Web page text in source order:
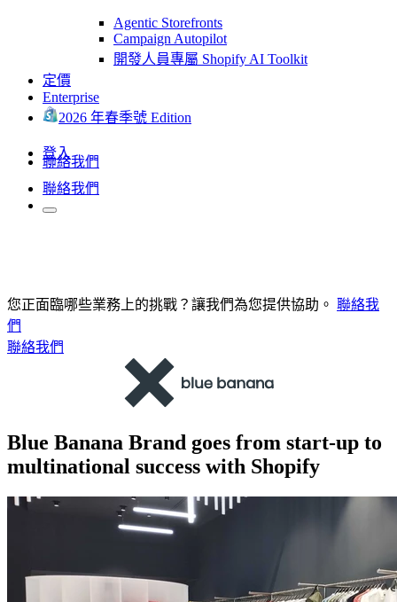
Agentic Storefronts
Campaign Autopilot
開發人員專屬 Shopify AI Toolkit
定價
Enterprise
2026 年春季號 Edition
登入
聯絡我們
聯絡我們
您正面臨哪些業務上的挑戰？讓我們為您提供協助。 聯絡我
們
聯絡我們
Blue Banana Brand goes from start-up to
multinational success with Shopify